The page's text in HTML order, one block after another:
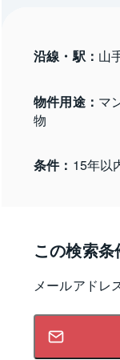
沿線・駅： 山
物件用途： マ
物
条件： 15年以
この検索
メールアドレ